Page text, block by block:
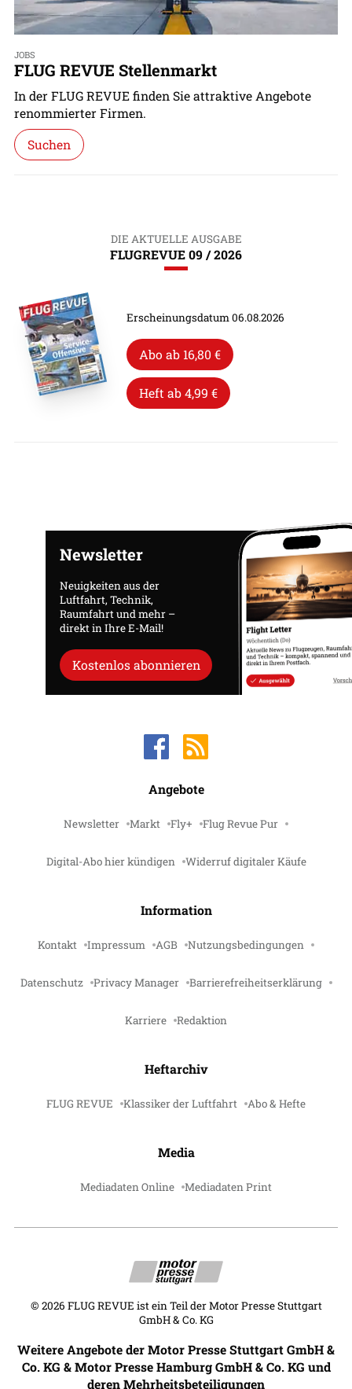
JOBS
FLUG REVUE Stellenmarkt
In der FLUG REVUE finden Sie attraktive Angebote
renommierter Firmen.
Suchen
DIE AKTUELLE AUSGABE
FLUGREVUE 09 / 2026
Erscheinungsdatum 06.08.2026
Abo ab 16,80 €
Heft ab 4,99 €
Newsletter
Neuigkeiten aus der
Luftfahrt, Technik,
Raumfahrt und mehr –
direkt in Ihre E-Mail!
Kostenlos abonnieren
Angebote
Newsletter Markt Fly+ Flug Revue Pur
Digital-Abo hier kündigen Widerruf digitaler Käufe
Information
Kontakt Impressum AGB Nutzungsbedingungen
Datenschutz Privacy Manager Barrierefreiheitserklärung
Karriere Redaktion
Heftarchiv
FLUG REVUE Klassiker der Luftfahrt Abo & Hefte
Media
Mediadaten Online Mediadaten Print
© 2026 FLUG REVUE ist ein Teil der Motor Presse Stuttgart
GmbH & Co. KG
Weitere Angebote der Motor Presse Stuttgart GmbH &
Co. KG & Motor Presse Hamburg GmbH & Co. KG und
deren Mehrheitsbeteiligungen